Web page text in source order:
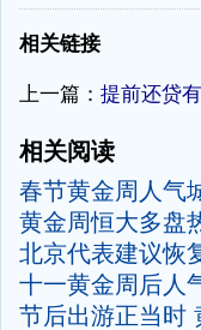
-
相关链接
上一篇： 提前还贷
相关阅读
春节黄金周人气
黄金周恒大多盘
北京代表建议恢
十一黄金周后人
节后出游正当时